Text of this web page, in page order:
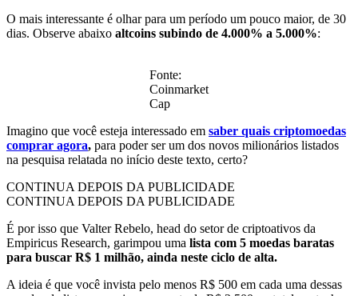
O mais interessante é olhar para um período um pouco maior, de 30
dias. Observe abaixo altcoins subindo de 4.000% a 5.000%:
Fonte:
Coinmarket
Cap
Imagino que você esteja interessado em saber quais criptomoedas
comprar agora, para poder ser um dos novos milionários listados
na pesquisa relatada no início deste texto, certo?
CONTINUA DEPOIS DA PUBLICIDADE
CONTINUA DEPOIS DA PUBLICIDADE
É por isso que Valter Rebelo, head do setor de criptoativos da
Empiricus Research, garimpou uma lista com 5 moedas baratas
para buscar R$ 1 milhão, ainda neste ciclo de alta.
A ideia é que você invista pelo menos R$ 500 em cada uma dessas